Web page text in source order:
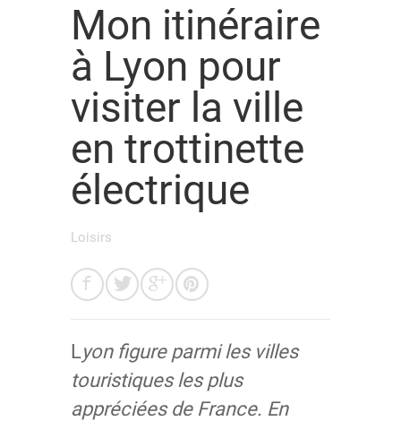
Mon itinéraire
à Lyon pour
visiter la ville
en trottinette
électrique
Loisirs
Lyon figure parmi les villes
touristiques les plus
appréciées de France. En